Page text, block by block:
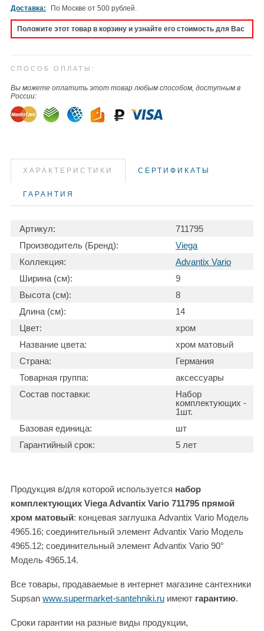
Доставка: По Москве от 500 рублей.
Положите этот товар в корзину и узнайте его стоимость для Вас
СПОСОБ ОПЛАТЫ:
Вы можете оплатить этот товар любым способом, доступным в
России:
ХАРАКТЕРИСТИКИ СЕРТИФИКАТЫ
ГАРАНТИЯ
Артикул:
711795
Производитель (Бренд):
Viega
Коллекция:
Advantix Vario
Ширина (см):
9
Высота (см):
8
Длина (см):
14
Цвет:
хром
Название цвета:
хром матовый
Страна:
Германия
Товарная группа:
аксессуары
Состав поставки:
Набор
комплектующих -
1шт.
Базовая единица:
шт
Гарантийный срок:
5 лет
Продукция в/для которой используется набор
комплектующих Viega Advantix Vario 711795 прямой
хром матовый: концевая заглушка Advantix Vario Модель
4965.16; соединительный элемент Advantix Vario Модель
4965.12; соединительный элемент Advantix Vario 90°
Модель 4965.14.
Все товары, продаваемые в интернет магазине сантехники
Supsan www.supermarket-santehniki.ru имеют гарантию.
Сроки гарантии на разные виды продукции,